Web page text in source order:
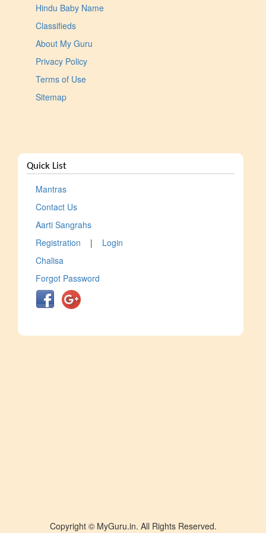
Hindu Baby Name
Classifieds
About My Guru
Privacy Policy
Terms of Use
Sitemap
Quick List
Mantras
Contact Us
Aarti Sangrahs
Registration | Login
Chalisa
Forgot Password
Copyright © MyGuru.in. All Rights Reserved.